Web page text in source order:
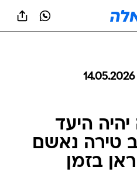
היעד
טירה נאשם
בזמן